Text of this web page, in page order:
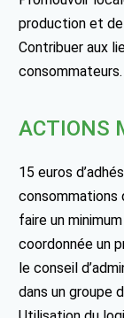
production et
Contribuer aux
consommateurs.
ACTIONS
15 euros
consommations
faire un
coordonnée un
le conseil
dans un groupe